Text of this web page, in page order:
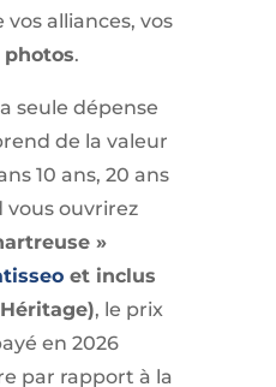
alliances, vos
photos.
seule dépense
de la valeur
10 ans, 20 ans
vous ouvrirez
»
et inclus
, le prix
en 2026
par rapport à la